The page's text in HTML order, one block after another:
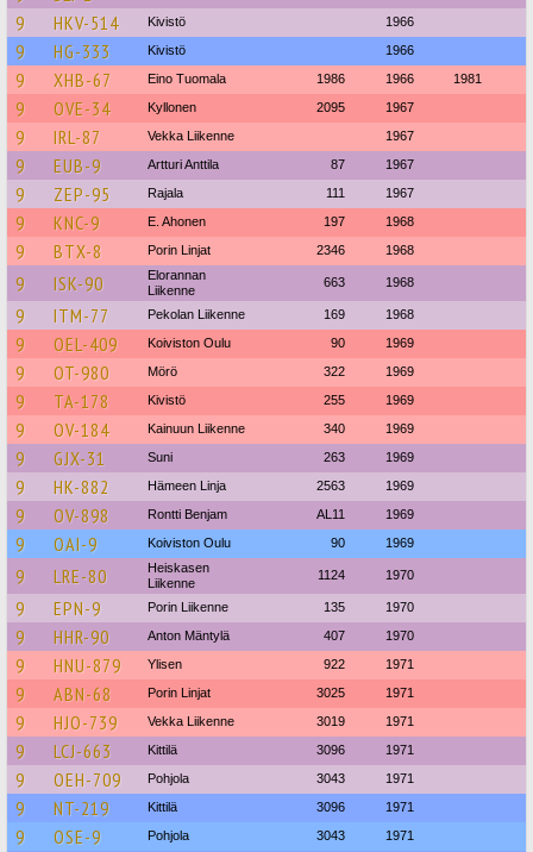
9 HKV-514 Kivistö 1966
9 HG-333 Kivistö 1966
9 XHB-67 Eino Tuomala 1986 1966 1981
9 OVE-34 Kyllonen 2095 1967
9 IRL-87 Vekka Liikenne 1967
9 EUB-9 Artturi Anttila 87 1967
9 ZEP-95 Rajala 111 1967
9 KNC-9 E. Ahonen 197 1968
9 BTX-8 Porin Linjat 2346 1968
9 ISK-90
Elorannan
Liikenne
663 1968
9 ITM-77 Pekolan Liikenne 169 1968
9 OEL-409 Koiviston Oulu 90 1969
9 OT-980 Mörö 322 1969
9 TA-178 Kivistö 255 1969
9 OV-184 Kainuun Liikenne 340 1969
9 GJX-31 Suni 263 1969
9 HK-882 Hämeen Linja 2563 1969
9 OV-898 Rontti Benjam AL11 1969
9 OAI-9 Koiviston Oulu 90 1969
9 LRE-80
Heiskasen
Liikenne
1124 1970
9 EPN-9 Porin Liikenne 135 1970
9 HHR-90 Anton Mäntylä 407 1970
9 HNU-879 Ylisen 922 1971
9 ABN-68 Porin Linjat 3025 1971
9 HJO-739 Vekka Liikenne 3019 1971
9 LCJ-663 Kittilä 3096 1971
9 OEH-709 Pohjola 3043 1971
9 NT-219 Kittilä 3096 1971
9 OSE-9 Pohjola 3043 1971